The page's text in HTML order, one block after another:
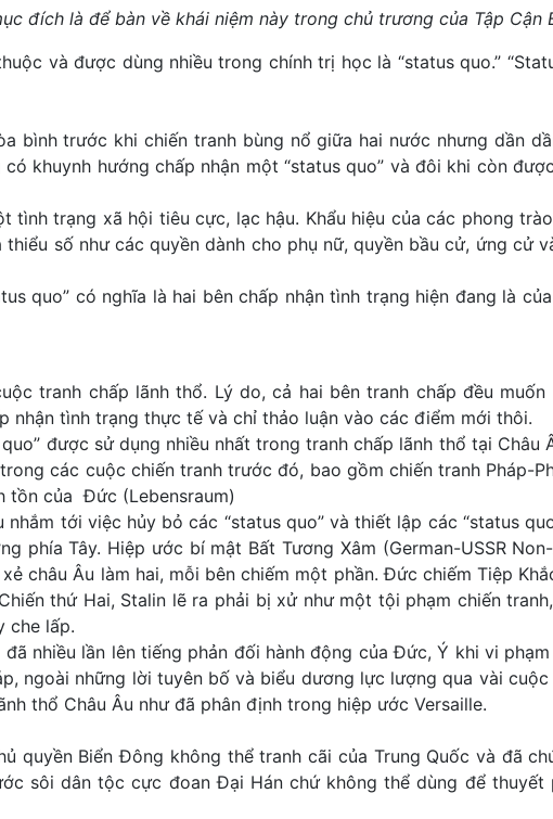
đích là để bàn về khái niệm này trong chủ trương của Tập Cận
và được dùng nhiều trong chính trị học là “status quo.”
bình trước khi chiến tranh bùng nổ giữa hai nước nhưng dần
khuynh hướng chấp nhận một “status quo” và đôi khi còn
tình trạng xã hội tiêu cực, lạc hậu. Khẩu hiệu của các phong
thiểu số như các quyền dành cho phụ nữ, quyền bầu cử, ứng cử
quo” có nghĩa là hai bên chấp nhận tình trạng hiện đang là
tranh chấp lãnh thổ. Lý do, cả hai bên tranh chấp đều
tình trạng thực tế và chỉ thảo luận vào các điểm mới thôi.
được sử dụng nhiều nhất trong tranh chấp lãnh thổ tại Châu
các cuộc chiến tranh trước đó, bao gồm chiến tranh Pháp-
tồn của Đức (Lebensraum)
tới việc hủy bỏ các “status quo” và thiết lập các “status
phía Tây. Hiệp ước bí mật Bất Tương Xâm (German-USSR
châu Âu làm hai, mỗi bên chiếm một phần. Đức chiếm Tiệp
thứ Hai, Stalin lẽ ra phải bị xử như một tội phạm chiến
che lấp.
đã nhiều lần lên tiếng phản đối hành động của Đức, Ý khi vi
ngoài những lời tuyên bố và biểu dương lực lượng qua vài
thổ Châu Âu như đã phân định trong hiệp ước Versaille.
quyền Biển Đông không thể tranh cãi của Trung Quốc và đã
sôi dân tộc cực đoan Đại Hán chứ không thể dùng để